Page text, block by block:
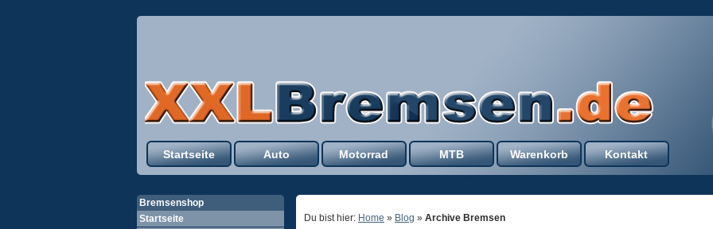
Startseite Auto Motorrad MTB Warenkorb Kontakt
Bremsenshop
Startseite
Du bist hier: Home » Blog » Archive Bremsen